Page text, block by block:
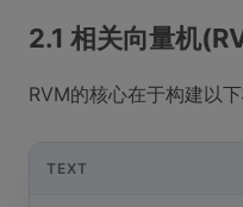
2.1 相关向量机
RVM的核心在于构建以下
TEXT